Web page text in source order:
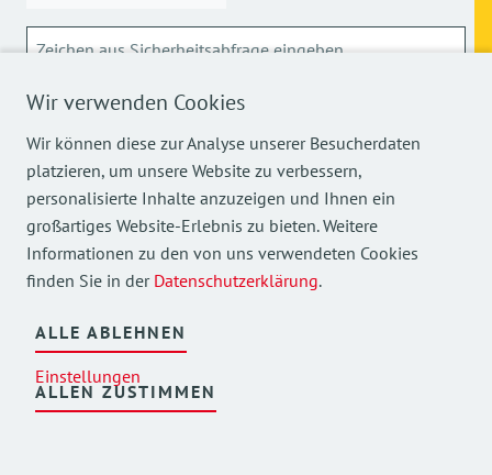
Wir verwenden Cookies
Wir können diese zur Analyse unserer Besucherdaten
platzieren, um unsere Website zu verbessern,
personalisierte Inhalte anzuzeigen und Ihnen ein
großartiges Website-Erlebnis zu bieten. Weitere
Informationen zu den von uns verwendeten Cookies
finden Sie in der Datenschutzerklärung.
ALLE ABLEHNEN
Einstellungen
ALLEN ZUSTIMMEN
ABSCHICKEN
Über die Verarbeitung meiner personenbezogenen Daten
kann ich mich hierinformieren.
Mehr Einblicke in unsere Arbeit finden Sie auch auf
unseren Social Media Kanälen.